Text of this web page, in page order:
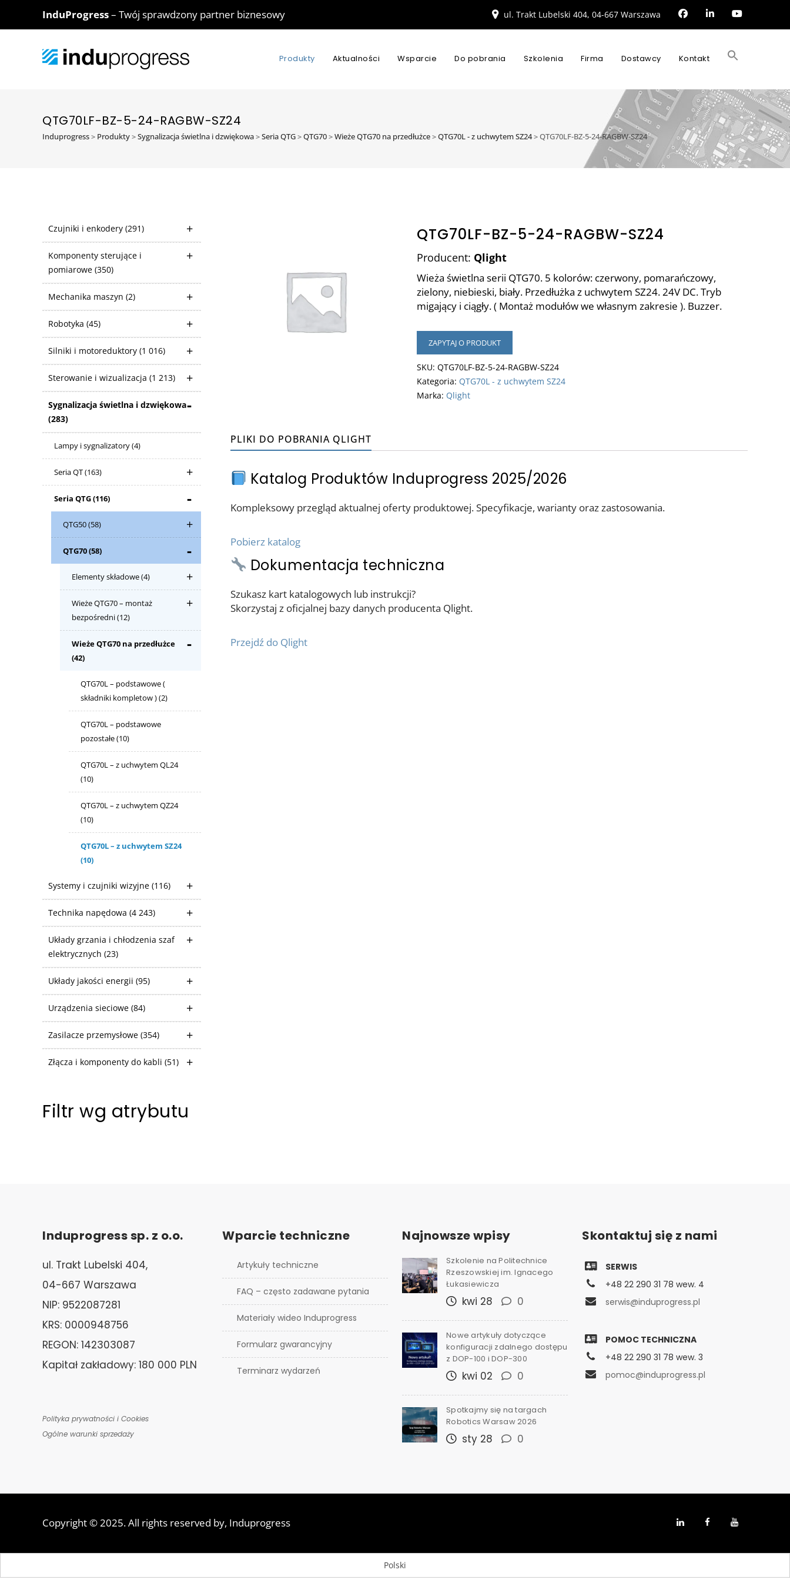
InduProgress– Twój sprawdzony partner biznesowy ul. Trakt Lubelski 404, 04-667 Warszawa
Produkty Aktualności Wsparcie Do pobrania Szkolenia Firma Dostawcy Kontakt
QTG70LF-BZ-5-24-RAGBW-SZ24
Induprogress> Produkty>Sygnalizacja świetlna i dzwiękowa>Seria QTG>QTG70>Wieże QTG70 na przedłużce>QTG70L - z uchwytem SZ24>QTG70LF-BZ-5-24-RAGBW-SZ24
Czujniki i enkodery (291)
Komponenty sterujące i
pomiarowe (350)
Mechanika maszyn (2)
Robotyka (45)
Silniki i motoreduktory (1 016)
Sterowanie i wizualizacja (1 213)
Sygnalizacja świetlna i dzwiękowa
(283)
Lampy i sygnalizatory(4)
Seria QT(163)
Seria QTG(116)
QTG50(58)
QTG70(58)
Elementy składowe(4)
Wieże QTG70 – montaż
bezpośredni(12)
Wieże QTG70 na przedłużce
(42)
QTG70L – podstawowe (
składniki kompletow )(2)
QTG70L – podstawowe
pozostałe(10)
QTG70L – z uchwytem QL24
(10)
QTG70L – z uchwytem QZ24
(10)
QTG70L – z uchwytem SZ24
(10)
Systemy i czujniki wizyjne (116)
Technika napędowa (4 243)
Układy grzania i chłodzenia szaf
elektrycznych (23)
Układy jakości energii (95)
Urządzenia sieciowe (84)
Zasilacze przemysłowe (354)
Złącza i komponenty do kabli (51)
Filtr wg atrybutu
QTG70LF-BZ-5-24-RAGBW-SZ24
Producent: Qlight
Wieża świetlna serii QTG70. 5 kolorów: czerwony, pomarańczowy,
zielony, niebieski, biały. Przedłużka z uchwytem SZ24. 24V DC. Tryb
migający i ciągły. ( Montaż modułów we własnym zakresie ). Buzzer.
ZAPYTAJ O PRODUKT
SKU: QTG70LF-BZ-5-24-RAGBW-SZ24
Kategoria: QTG70L - z uchwytem SZ24
Marka: Qlight
PLIKI DO POBRANIA QLIGHT
Katalog Produktów Induprogress 2025/2026
Kompleksowy przegląd aktualnej oferty produktowej. Specyfikacje, warianty oraz zastosowania.
Pobierz katalog
Dokumentacja techniczna
Szukasz kart katalogowych lub instrukcji?
Skorzystaj z oficjalnej bazy danych producenta Qlight.
Przejdź do Qlight
Induprogress sp. z o.o.
ul. Trakt Lubelski 404,
04-667 Warszawa
NIP: 9522087281
KRS: 0000948756
REGON: 142303087
Kapitał zakładowy: 180 000 PLN
Polityka prywatności i Cookies
Ogólne warunki sprzedaży
Wparcie techniczne
Artykuły techniczne
FAQ – często zadawane pytania
Materiały wideo Induprogress
Formularz gwarancyjny
Terminarz wydarzeń
Najnowsze wpisy
Szkolenie na Politechnice
Rzeszowskiej im. Ignacego
Łukasiewicza
kwi 28 0
Nowe artykuły dotyczące
konfiguracji zdalnego dostępu
z DOP-100 i DOP-300
kwi 02 0
Spotkajmy się na targach
Robotics Warsaw 2026
sty 28 0
Skontaktuj się z nami
SERWIS
+48 22 290 31 78 wew. 4
serwis@induprogress.pl
POMOC TECHNICZNA
+48 22 290 31 78 wew. 3
pomoc@induprogress.pl
Copyright © 2025. All rights reserved by, Induprogress
Polski